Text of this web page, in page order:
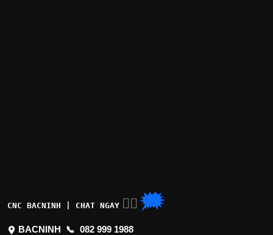
CNC BACNINH | CHAT NGAY 👉🏽 🗯
BACNINH 📞 082 999 1988